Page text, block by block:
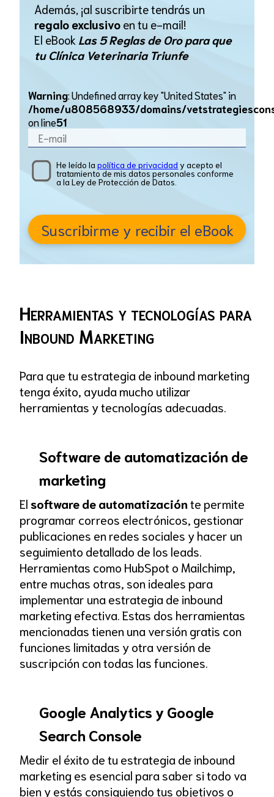
Además, ¡al suscribirte tendrás un
regalo exclusivo en tu e-mail!
El eBook Las 5 Reglas de Oro para que
tu Clínica Veterinaria Triunfe
He leído lapolítica de privacidad y acepto el
tratamiento de mis datos personales conforme
a la Ley de Protección de Datos.
Suscribirme y recibir el eBook
Warning: Undefined array key "United States" in
/home/u808568933/domains/
on line51
Herramientas y tecnologías para
Inbound Marketing
Para que tu estrategia de inbound marketing
tenga éxito, ayuda mucho utilizar
herramientas y tecnologías adecuadas.
Software de automatización de
marketing
Elsoftware de automatizaciónte permite
programar correos electrónicos, gestionar
publicaciones en redes sociales y hacer un
seguimiento detallado de los leads.
Herramientas como HubSpot o Mailchimp,
entre muchas otras, son ideales para
implementar una estrategia de inbound
marketing efectiva. Estas dos herramientas
mencionadas tienen una versión gratis con
funciones limitadas y otra versión de
suscripción con todas las funciones.
Google Analytics y Google
Search Console
Medir el éxito de tu estrategia de inbound
marketing es esencial para saber si todo va
bien y estás consiguiendo tus objetivos o